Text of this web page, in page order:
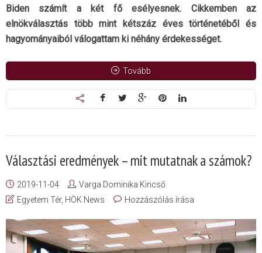
Biden számít a két fő esélyesnek. Cikkemben az
elnökválasztás több mint kétszáz éves történetéből és
hagyományaiból válogattam ki néhány érdekességet.
Tovább
Választási eredmények – mit mutatnak a számok?
2019-11-04
Varga Dominika Kincső
Egyetem Tér, HÖK News Hozzászólás írása